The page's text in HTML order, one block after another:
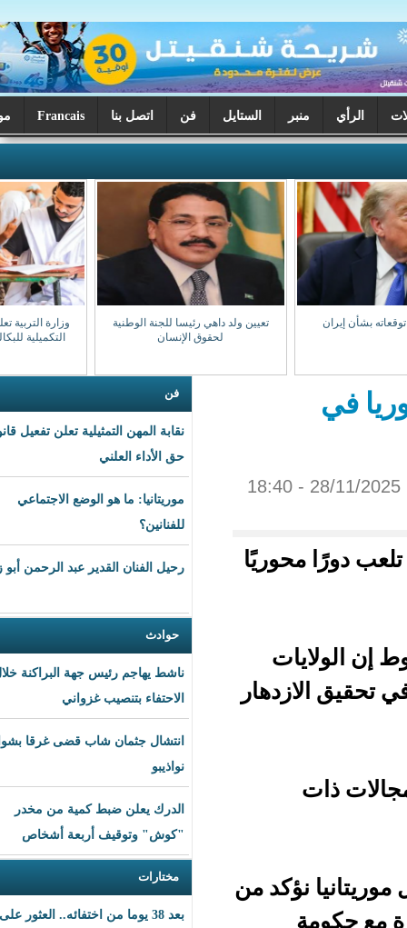
الستايل فن اتصل بنا Francais موريتانيا اليوم
تعيين ولد داهي رئيسا للجنة الوطنية
وزارة التربية تعلن بدء تصحيح الدورة
التكميلية للبكالوريا السبت المقبل
نقابة المهن التمثيلية تعلن تفعيل قانون
موريتانيا: ما هو الوضع الاجتماعي
رحيل الفنان القدير عبد الرحمن أبو زهرة
ناشط يهاجم رئيس جهة البراكنة خلال
الاحتفاء بتنصيب غزواني
انتشال جثمان شاب قضى غرقا بشواطئ
الدرك يعلن ضبط كمية من مخدر
"كوش" وتوقيف أربعة أشخاص
مختارات
بعد 38 يوما من اختفائه.. العثور على
من